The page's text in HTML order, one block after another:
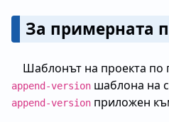
За примерната
Шаблонът на проекта по
append-version шаблона на
append-version приложен